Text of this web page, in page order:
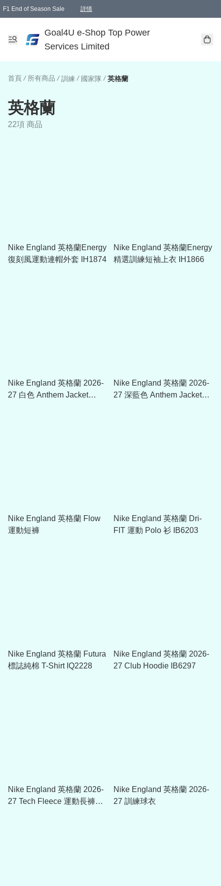
F1 End of Season Sale 詳情
Goal4U e-Shop Top Power
Services Limited
首頁 / 所有商品 / 訓練 / 國家隊 / 英格蘭
英格蘭
22項 商品
Nike England 英格蘭Energy
復刻風運動連帽外套 IH1874
Nike England 英格蘭Energy
精選訓練短袖上衣 IH1866
Nike England 英格蘭 2026-
27 白色 Anthem Jacket
Nike England 英格蘭 2026-
27 深藍色 Anthem Jacket
Nike England 英格蘭 Flow
運動短褲
Nike England 英格蘭 Dri-
FIT 運動 Polo 衫 IB6203
Nike England 英格蘭 Futura
標誌純棉 T-Shirt IQ2228
Nike England 英格蘭 2026-
27 Club Hoodie IB6297
Nike England 英格蘭 2026-
27 Tech Fleece 運動長褲
Nike England 英格蘭 2026-
27 訓練球衣